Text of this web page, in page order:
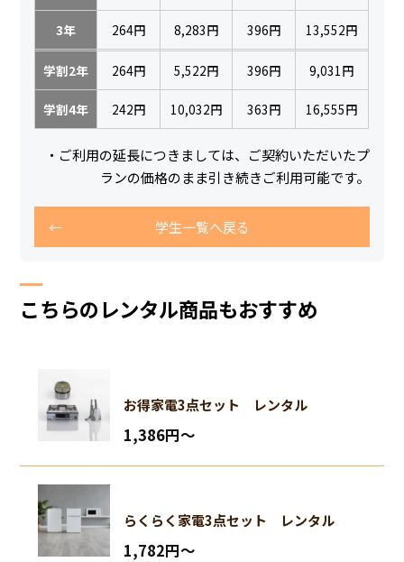
3年 264円 8,283円 396円 13,552円
学割2年 264円 5,522円 396円 9,031円
学割4年 242円 10,032円 363円 16,555円
・ご利用の延長につきましては、ご契約いただいたプ
ランの価格のまま引き続きご利用可能です。
学生一覧へ戻る
こちらのレンタル商品もおすすめ
お得家電3点セット レンタル
1,386円〜
らくらく家電3点セット レンタル
1,782円〜